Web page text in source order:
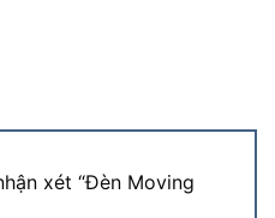
xét “Đèn Moving